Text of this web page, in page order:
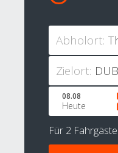
Abholort:
Zielort:
08.08
Heute
Für 2 Fahrgäste